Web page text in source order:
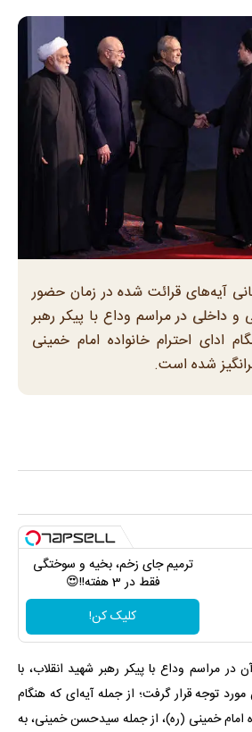
آیه‌های قرائت شده در زمان حضور
در مراسم وداع با پیکر رهبر
ادای احترام خانواده امام خمینی
شده است.
ترمیم جای زخم، بخیه و سوختگی
فقط در 3 هفته!!😍
کلیک کن!
در مراسم وداع با پیکر رهبر شهید انقلاب، با
توجه قرار گرفت؛ از جمله آیه‌ای که هنگام
امام خمینی (ره)، از جمله سیدحسن خمینی، به